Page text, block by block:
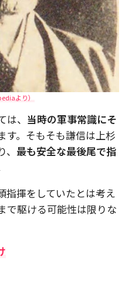
より）
、 当時の軍事常識にそ
す。そもそも謙信は上杉
最も安全な最後尾で指
指揮をしていたとは考え
で駆ける可能性は限りな